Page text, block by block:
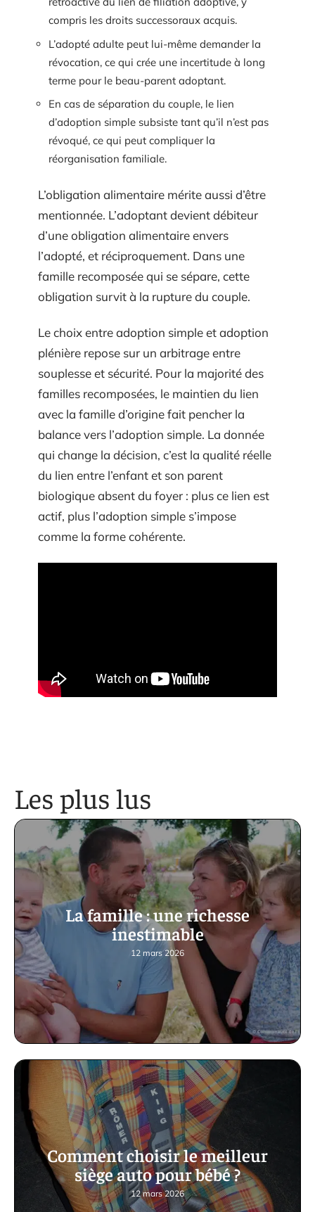
compris les droits successoraux acquis.
L’adopté adulte peut lui-même demander la
révocation, ce qui crée une incertitude à long
terme pour le beau-parent adoptant.
En cas de séparation du couple, le lien
d’adoption simple subsiste tant qu’il n’est pas
révoqué, ce qui peut compliquer la
réorganisation familiale.
L’obligation alimentaire mérite aussi d’être
mentionnée. L’adoptant devient débiteur
d’une obligation alimentaire envers
l’adopté, et réciproquement. Dans une
famille recomposée qui se sépare, cette
obligation survit à la rupture du couple.
Le choix entre adoption simple et adoption
plénière repose sur un arbitrage entre
souplesse et sécurité. Pour la majorité des
familles recomposées, le maintien du lien
avec la famille d’origine fait pencher la
balance vers l’adoption simple. La donnée
qui change la décision, c’est la qualité réelle
du lien entre l’enfant et son parent
biologique absent du foyer : plus ce lien est
actif, plus l’adoption simple s’impose
comme la forme cohérente.
Les plus lus
La famille : une richesse
inestimable
12 mars 2026
Comment choisir le meilleur
siège auto pour bébé ?
12 mars 2026